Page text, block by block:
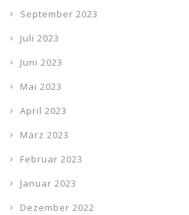
September 2023
Juli 2023
Juni 2023
Mai 2023
April 2023
März 2023
Februar 2023
Januar 2023
Dezember 2022